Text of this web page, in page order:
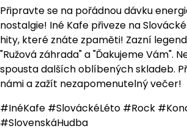
Připravte se na pořádnou dávku
nostalgie! Iné Kafe přiveze na
hity, které znáte zpaměti! Zazní
"Ružová záhrada" a "Ďakujeme Vám".
spousta dalších oblíbených skladeb.
námi a zažít nezapomenutelný večer!
#InéKafe #SlováckéLéto #Rock
#SlovenskáHudba